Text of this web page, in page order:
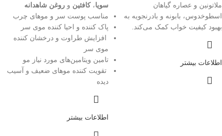
ملاتونین و عصاره گیاهان
اسطوخدوس، بابونه و بادرنجویه به
بهبود کیفیت خواب کمک می‌کند.
اطلاعات بیشتر
سویا،کافئین و روغن شاهدانه
مناسب پوست سر و موهای چرب
پاک کننده و احیا کننده موی سر
افزایش طراوت و درخشان کننده
موی سر
تامین ویتامین‌های مورد نیاز مو
تقویت کننده موهای ضعیف و آسیب
دیده
اطلاعات بیشتر